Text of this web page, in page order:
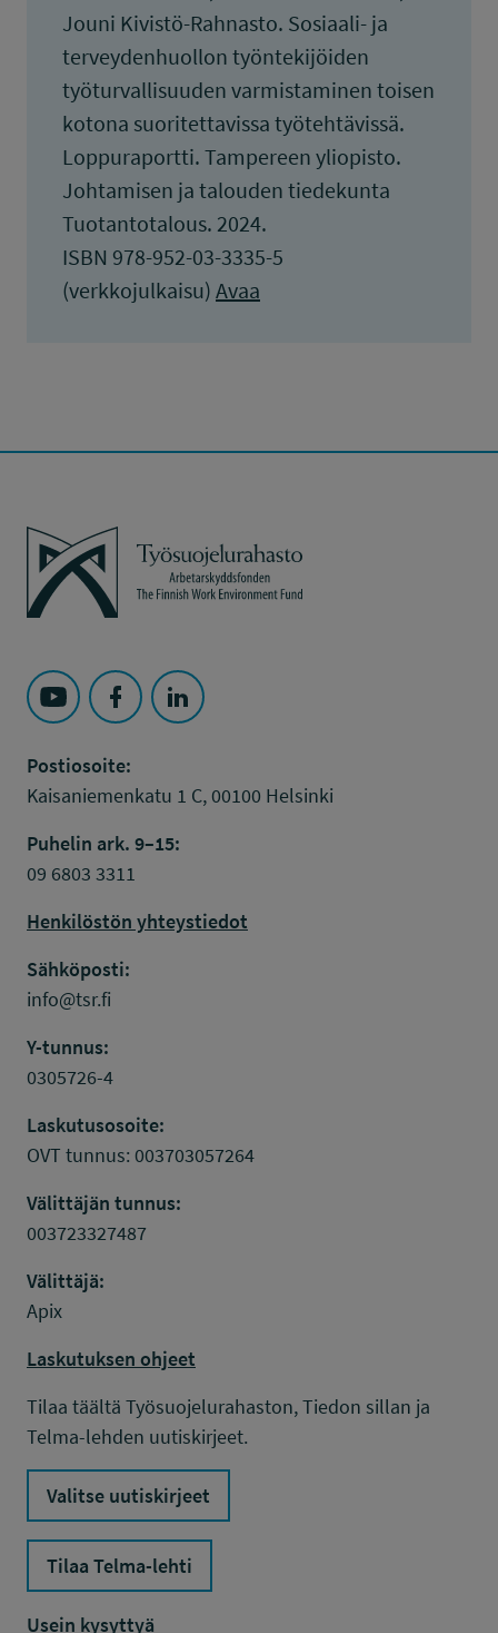
Jouni Kivistö-Rahnasto. Sosiaali- ja
terveydenhuollon työntekijöiden
työturvallisuuden varmistaminen toisen
kotona suoritettavissa työtehtävissä.
Loppuraportti. Tampereen yliopisto.
Johtamisen ja talouden tiedekunta
Tuotantotalous. 2024.
ISBN 978-952-03-3335-5
(verkkojulkaisu) Avaa
Työsuojelurahasto
Seuraa Työsuojelurahasto kohteessa: YouTube
Seuraa Työsuojelurahasto kohteessa:
Seuraa Työsuojelurahasto kohteessa:
Postiosoite:
Kaisaniemenkatu 1 C, 00100 Helsinki
Puhelin ark. 9–15:
09 6803 3311
Henkilöstön yhteystiedot
Sähköposti:
info@tsr.fi
Y-tunnus:
0305726-4
Laskutusosoite:
OVT tunnus: 003703057264
Välittäjän tunnus:
003723327487
Välittäjä:
Apix
Laskutuksen ohjeet
Tilaa täältä Työsuojelurahaston, Tiedon sillan ja
Telma-lehden uutiskirjeet.
Valitse uutiskirjeet
Tilaa Telma-lehti
Usein kysyttyä